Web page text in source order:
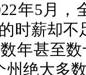
年5月，
时薪却不
年甚至
州绝大多